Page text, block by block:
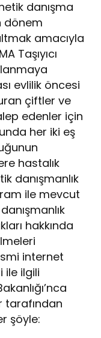
danışma
dönem
amacıyla
Taşıyıcı
evlilik öncesi
çiftler ve
edenler için
her iki eş
hastalık
danışmanlık
ile mevcut
hakkında
internet
ile ilgili
tarafından
şöyle: